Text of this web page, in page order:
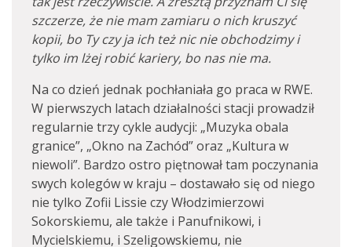
szczerze, że nie mam zamiaru o nich kruszyć
kopii, bo Ty czy ja ich też nic nie obchodzimy i
tylko im lżej robić kariery, bo nas nie ma.
Na co dzień jednak pochłaniała go praca w RWE.
W pierwszych latach działalności stacji prowadził
regularnie trzy cykle audycji: „Muzyka obala
granice”, „Okno na Zachód” oraz „Kultura w
niewoli”. Bardzo ostro piętnował tam poczynania
swych kolegów w kraju – dostawało się od niego
nie tylko Zofii Lissie czy Włodzimierzowi
Sokorskiemu, ale także i Panufnikowi, i
Mycielskiemu, i Szeligowskiemu, nie